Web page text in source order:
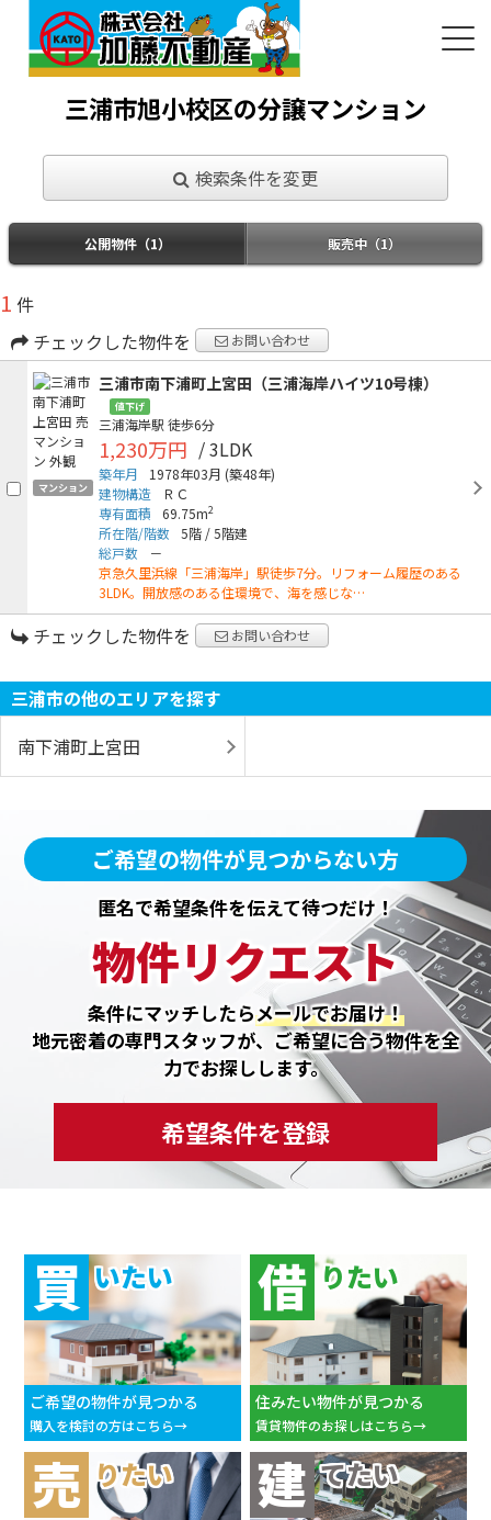
三浦市旭小校区の分譲マンション
検索条件を変更
公開物件（1） 販売中（1）
1 件
チェックした物件を
お問い合わせ
マンション
三浦市南下浦町上宮田（三浦海岸ハイツ10号棟）
値下げ
三浦海岸駅 徒歩6分
1,230万円 / 3LDK
築年月 1978年03月 (築48年)
建物構造
ＲＣ
専有面積
69.75m2
所在階/階数 5階 /5階建
総戸数
－
京急久里浜線「三浦海岸」駅徒歩7分。リフォーム履歴のある
3LDK。開放感のある住環境で、海を感じな…
チェックした物件を お問い合わせ
三浦市の他のエリアを探す
南下浦町上宮田
ご希望の物件が見つからない方
匿名で希望条件を伝えて待つだけ！
物件リクエスト
条件にマッチしたらメールでお届け！
地元密着の専門スタッフが、ご希望に合う物件を全
力でお探しします。
希望条件を登録
買 いたい
ご希望の物件が見つかる
購入を検討の方はこちら
借 りたい
住みたい物件が見つかる
賃貸物件のお探しはこちら
売 りたい 建 てたい